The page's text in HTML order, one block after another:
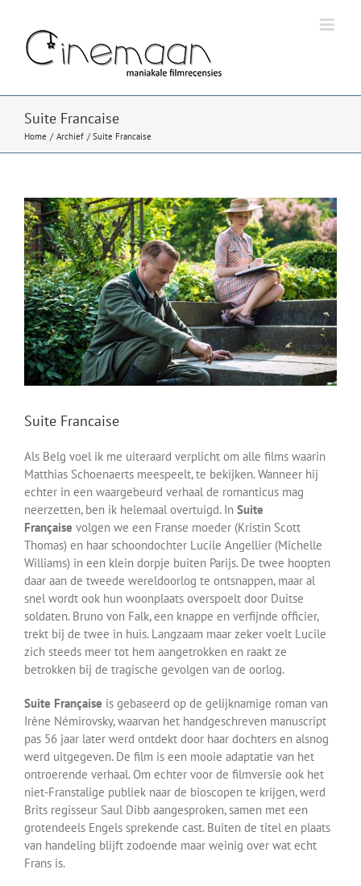
inhoud
Suite Francaise
Home Archief Suite Francaise
Bekijk
grotere
afbeelding
Suite Francaise
Als Belg voel ik me uiteraard verplicht om alle films waarin
Matthias Schoenaerts meespeelt, te bekijken. Wanneer hij
echter in een waargebeurd verhaal de romanticus mag
neerzetten, ben ik helemaal overtuigd. In Suite
Française volgen we een Franse moeder (Kristin Scott
Thomas) en haar schoondochter Lucile Angellier (Michelle
Williams) in een klein dorpje buiten Parijs. De twee hoopten
daar aan de tweede wereldoorlog te ontsnappen, maar al
snel wordt ook hun woonplaats overspoelt door Duitse
soldaten. Bruno von Falk, een knappe en verfijnde officier,
trekt bij de twee in huis. Langzaam maar zeker voelt Lucile
zich steeds meer tot hem aangetrokken en raakt ze
betrokken bij de tragische gevolgen van de oorlog.
Suite Française is gebaseerd op de gelijknamige roman van
Irène Némirovsky, waarvan het handgeschreven manuscript
pas 56 jaar later werd ontdekt door haar dochters en alsnog
werd uitgegeven. De film is een mooie adaptatie van het
ontroerende verhaal. Om echter voor de filmversie ook het
niet-Franstalige publiek naar de bioscopen te krijgen, werd
Brits regisseur Saul Dibb aangesproken, samen met een
grotendeels Engels sprekende cast. Buiten de titel en plaats
van handeling blijft zodoende maar weinig over wat echt
Frans is.